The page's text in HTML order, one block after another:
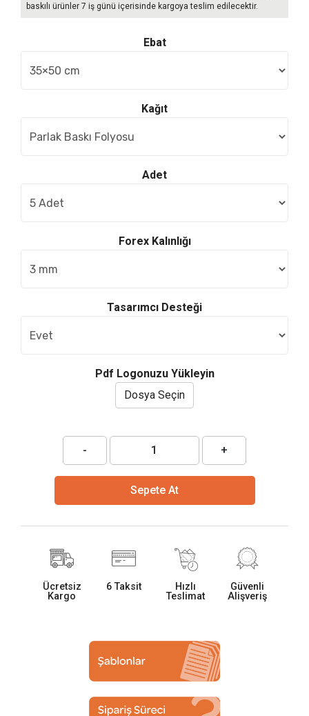
baskılı ürünler 7 iş günü içerisinde kargoya teslim edilecektir.
Ebat
Kağıt
Adet
Forex Kalınlığı
Tasarımcı Desteği
Pdf Logonuzu Yükleyin
Dosya Seçin
- +
Sepete At
Ücretsiz
Kargo
6 Taksit
Hızlı
Teslimat
Güvenli
Alişveriş